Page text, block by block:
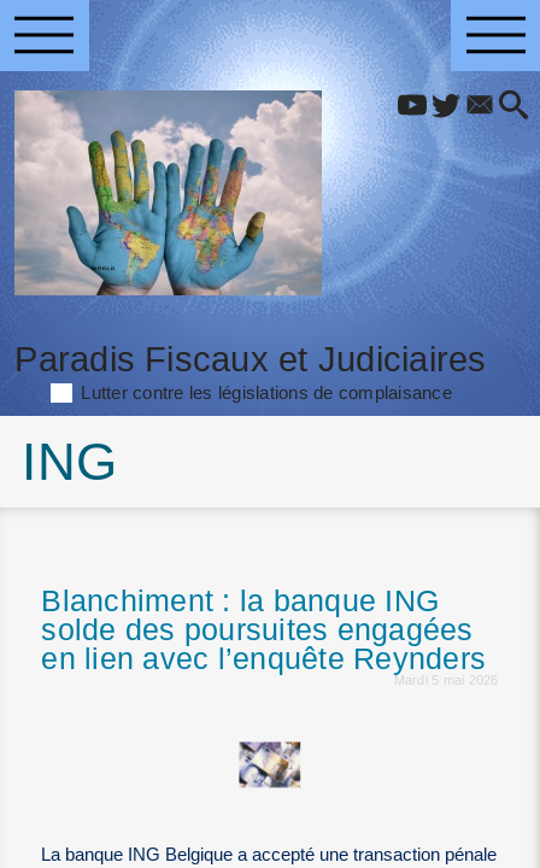
Paradis Fiscaux et Judiciaires
Lutter contre les législations de complaisance
ING
Blanchiment : la banque ING
solde des poursuites engagées
en lien avec l’enquête Reynders
Mardi 5 mai 2026
La banque ING Belgique a accepté une transaction pénale